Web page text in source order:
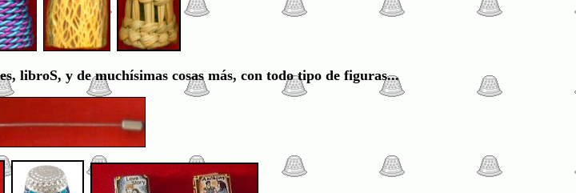
libroS, y de muchísimas cosas más, con todo tipo de figuras...